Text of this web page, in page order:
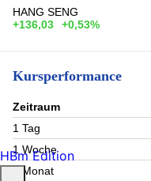
HANG SENG
+136,03
+0,53%
Kursperformance
Zeitraum
1 Tag
1 Woche
1 Monat
HBm Edition